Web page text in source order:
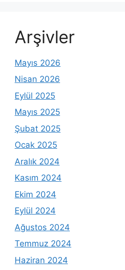
Arşivler
Mayıs 2026
Nisan 2026
Eylül 2025
Mayıs 2025
Şubat 2025
Ocak 2025
Aralık 2024
Kasım 2024
Ekim 2024
Eylül 2024
Ağustos 2024
Temmuz 2024
Haziran 2024